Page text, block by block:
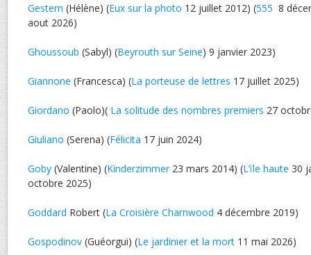
Gestern (Hélène) (Eux sur la photo 12 juillet 2012) (555 8
aout 2026)
Ghoussoub (Sabyl) (Beyrouth sur Seine) 9 janvier 2023)
Giannone (Francesca) (La porteuse de lettres 17 juillet 2025)
Giordano (Paolo)( La solitude des nombres premiers 27
Giuliano (Serena) (Félicita 17 juin 2024)
Goby (Valentine) (Kinderzimmer23 mars 2014) (L’ïle haute 30
octobre 2025)
Goddard Robert (La Croisière Charnwood 4 décembre 2019)
Gospodinov (Guéorgui) (Le jardinier et la mort 11 mai 2026)